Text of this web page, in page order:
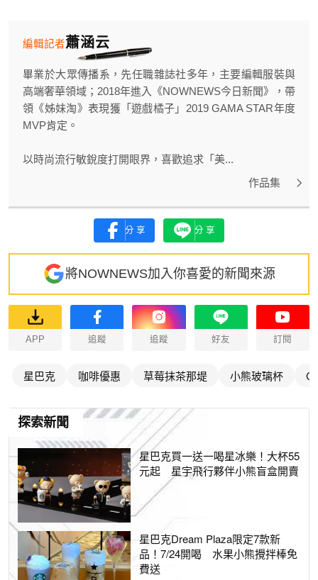
蕭涵云
編輯記者
畢業於大眾傳播系，先任職雜誌社多年，主要編輯服裝與
高端奢華領域；2018年進入《NOWNEWS今日新聞》，帶
領《姊妹淘》表現獲「遊戲橘子」2019 GAMA STAR年度
MVP肯定。
以時尚流行敏銳度打開眼界，喜歡追求「美...
作品集
分享 分享
將NOWNEWS加入你喜愛的新聞來源
APP 追蹤 追蹤 好友 訂閱
星巴克 咖啡優惠 草莓抹茶那堤 小熊玻璃杯
探索新聞
星巴克買一送一喝星冰樂！大杯55
元起 星宇飛行夥伴小熊盲盒開賣
星巴克Dream Plaza限定7款新
品！7/24開喝 水果小熊攪拌棒免
費送